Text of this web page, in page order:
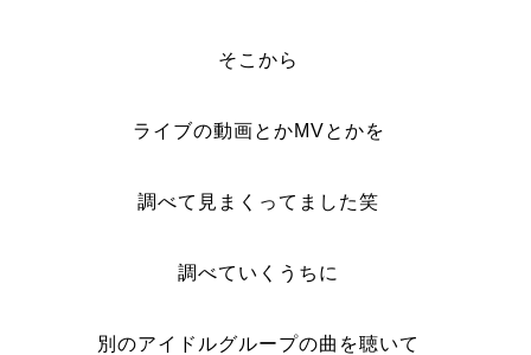
そこから
ライブの動画とかMVとかを
調べて見まくってました笑
調べていくうちに
別のアイドルグループの曲を聴いて